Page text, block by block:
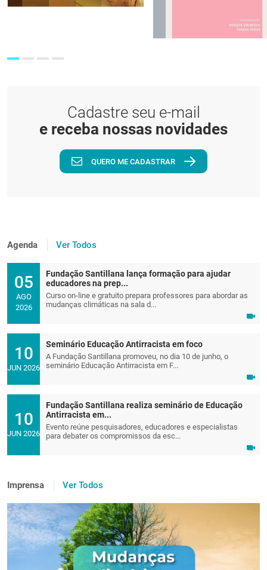
Cadastre seu e-mail
e receba nossas novidades
QUERO ME CADASTRAR
Agenda Ver Todos
05
AGO
2026
Fundação Santillana lança formação para ajudar
educadores na prep...
Curso on-line e gratuito prepara professores para abordar as
mudanças climáticas na sala d...
10
JUN 2026
Seminário Educação Antirracista em foco
A Fundação Santillana promoveu, no dia 10 de junho, o
seminário Educação Antirracista em F...
10
JUN 2026
Fundação Santillana realiza seminário de Educação
Antirracista em...
Evento reúne pesquisadores, educadores e especialistas
para debater os compromissos da esc...
Imprensa Ver Todos